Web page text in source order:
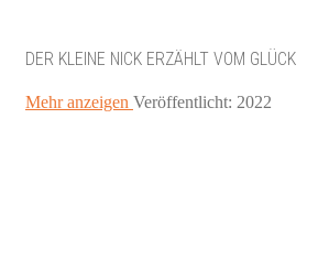
DER KLEINE NICK ERZÄHLT VOM GLÜCK
Mehr anzeigen Veröffentlicht: 2022